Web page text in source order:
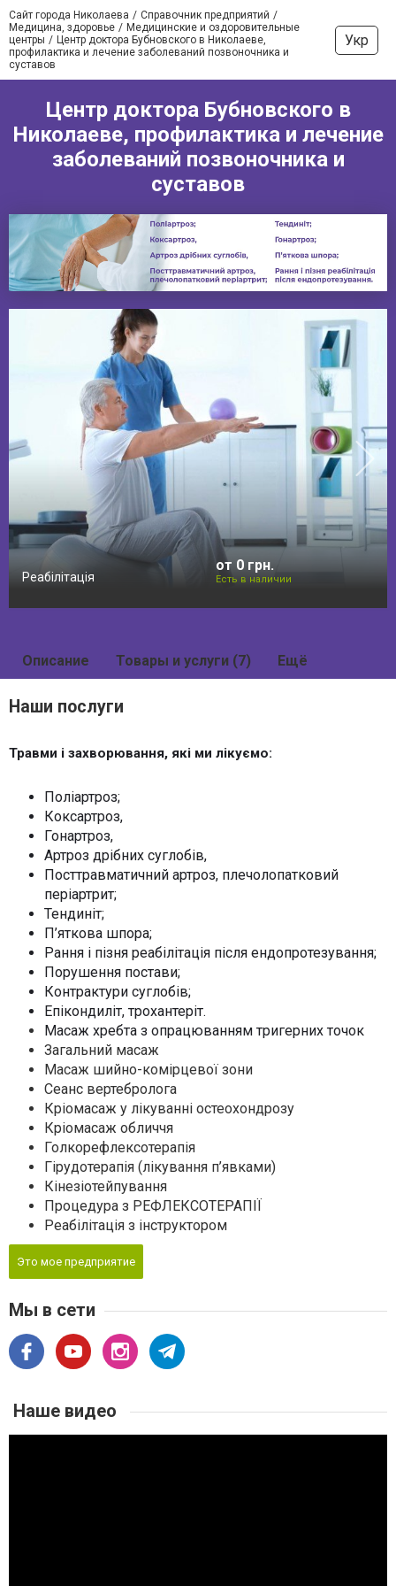
Сайт города Николаева
Справочник предприятий
Медицина, здоровье
Медицинские и оздоровительные
центры
Центр доктора Бубновского в Николаеве,
профилактика и лечение заболеваний позвоночника и
суставов
Укр
Центр доктора Бубновского в
Николаеве, профилактика и лечение
заболеваний позвоночника и
суставов
Реабілітація
от 0 грн.
Есть в наличии
Описание Товары и услуги (7) Ещё
Наши послуги
Травми і захворювання, які ми лікуємо:
Поліартроз;
Коксартроз,
Гонартроз,
Артроз дрібних суглобів,
Посттравматичний артроз, плечолопатковий
періартрит;
Тендиніт;
П’яткова шпора;
Рання і пізня реабілітація після ендопротезування;
Порушення постави;
Контрактури суглобів;
Епікондиліт, трохантеріт.
Масаж хребта з опрацюванням тригерних точок
Загальний масаж
Масаж шийно-комірцевої зони
Сеанс вертебролога
Кріомасаж у лікуванні остеохондрозу
Кріомасаж обличчя
Голкорефлексотерапія
Гірудотерапія (лікування п’явками)
Кінезіотейпування
Процедура з РЕФЛЕКСОТЕРАПІЇ
Реабілітація з інструктором
Это мое предприятие
Мы в сети
Наше видео